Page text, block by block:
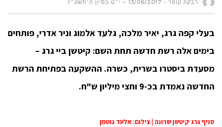
רבקה קופר 13/06/2017 – י״ט בסיון ה׳תשע״ז
בעלי קפה גרג, יאיר מלכה, גלעד אלמוג וניר אדרי, פותחים
בימים אלה רשת חדשה תחת השם: קיטשן ביי גרג –
מסעדת ביסטרו בשרית, כשרה. ההשקעה בפתיחת הרשת
החדשה נאמדת בכ-9 וחצי מיליון ש"ח.
סניף גרג קיטשן שרונה | צילום: אלעד גוטמן